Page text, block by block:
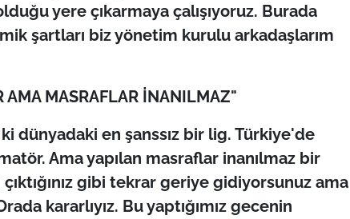
yere çıkarmaya çalışıyoruz. Burada
şartları biz yönetim kurulu arkadaşlarım
AMA MASRAFLAR İNANILMAZ"
dünyadaki en şanssız bir lig. Türkiye'de
Ama yapılan masraflar inanılmaz bir
gibi tekrar geriye gidiyorsunuz ama
kararlıyız. Bu yaptığımız gecenin